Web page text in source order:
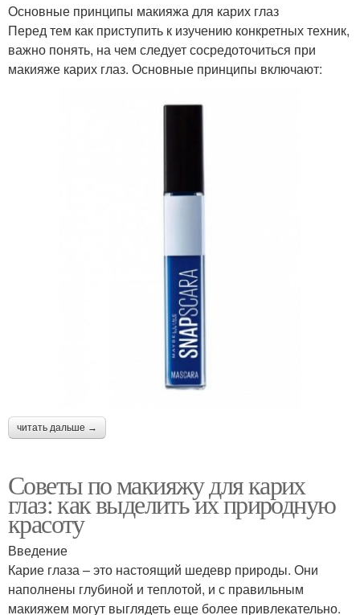
Основные принципы макияжа для карих глаз
Перед тем как приступить к изучению конкретных техник,
важно понять, на чем следует сосредоточиться при
макияже карих глаз. Основные принципы включают:
читать дальше →
Советы по макияжу для карих
глаз: как выделить их природную
красоту
Введение
Карие глаза – это настоящий шедевр природы. Они
наполнены глубиной и теплотой, и с правильным
макияжем могут выглядеть еще более привлекательно.